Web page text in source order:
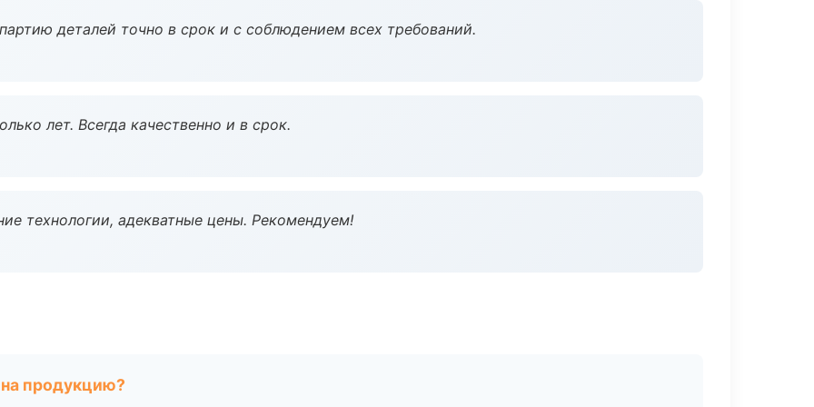
деталей точно в срок и с соблюдением всех требований.
лет. Всегда качественно и в срок.
технологии, адекватные цены. Рекомендуем!
продукцию?